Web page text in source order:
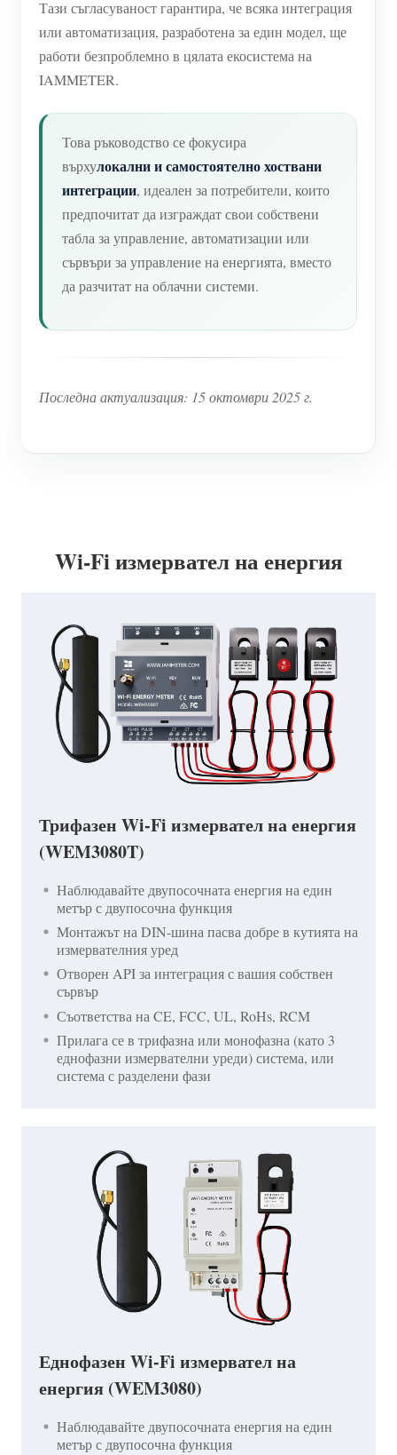
Тази съгласуваност гарантира, че всяка интеграция
или автоматизация, разработена за един модел, ще
работи безпроблемно в цялата екосистема на
IAMMETER.
Това ръководство се фокусира
върхулокални и самостоятелно хоствани
интеграции, идеален за потребители, които
предпочитат да изграждат свои собствени
табла за управление, автоматизации или
сървъри за управление на енергията, вместо
да разчитат на облачни системи.
Последна актуализация: 15 октомври 2025 г.
Wi-Fi измервател на енергия
Трифазен Wi-Fi измервател на енергия
(WEM3080T)
Наблюдавайте двупосочната енергия на един
метър с двупосочна функция
Монтажът на DIN-шина пасва добре в кутията на
измервателния уред
Отворен API за интеграция с вашия собствен
сървър
Съответства на CE, FCC, UL, RoHs, RCM
Прилага се в трифазна или монофазна (като 3
еднофазни измервателни уреди) система, или
система с разделени фази
Еднофазен Wi-Fi измервател на
енергия (WEM3080)
Наблюдавайте двупосочната енергия на един
метър с двупосочна функция